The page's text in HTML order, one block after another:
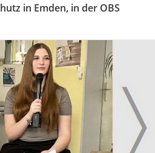
in Emden, in der OBS